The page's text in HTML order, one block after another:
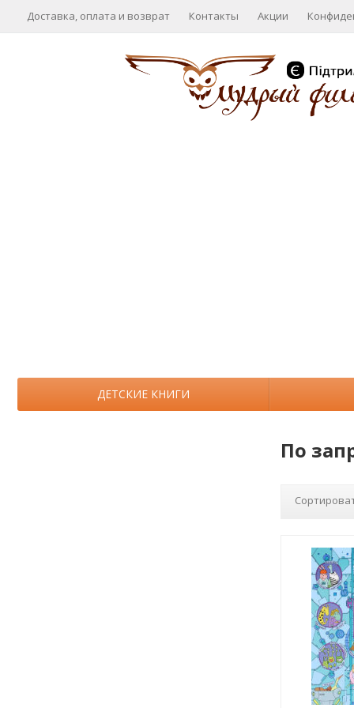
Доставка, оплата и возврат Контакты Акции
ДЕТСКИЕ КНИГИ
По